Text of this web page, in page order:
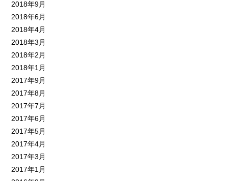
2018年9月
2018年6月
2018年4月
2018年3月
2018年2月
2018年1月
2017年9月
2017年8月
2017年7月
2017年6月
2017年5月
2017年4月
2017年3月
2017年1月